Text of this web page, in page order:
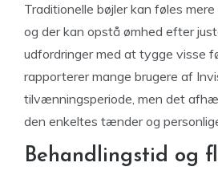
Traditionelle bøjler kan føles
og der kan opstå ømhed efter
udfordringer med at tygge visse
rapporterer mange brugere af
tilvænningsperiode, men det
den enkeltes tænder og
Behandlingstid og